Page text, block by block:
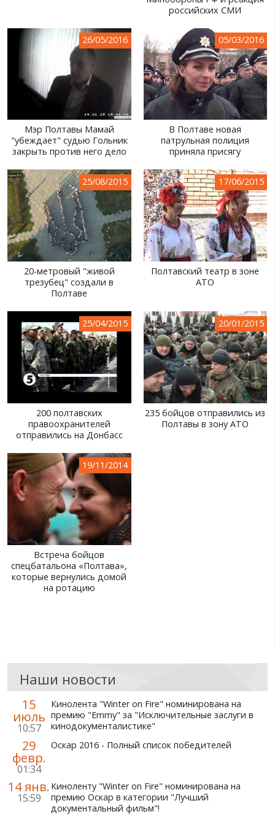
ПУБЛИЧНЫЕ ЛЮДИ
РОССИЙСКО-УКРАИНСКАЯ ВОЙНА
WINTER ON FIRE: UKRAINE'S FIGHT FOR FREEDOM
ХРОНОЛОГИЯ ЄВРОМАЙДАНА
УСЛУГИ
российских СМИ
26/05/2016
Мэр Полтавы Мамай
"убеждает" судью Гольник
закрыть против него дело
05/03/2016
В Полтаве новая
патрульная полиция
приняла присягу
25/08/2015
20-метровый "живой
трезубец" создали в
Полтаве
17/06/2015
Полтавский театр в зоне
АТО
25/04/2015
200 полтавских
правоохранителей
отправились на Донбасс
20/01/2015
235 бойцов отправились из
Полтавы в зону АТО
19/11/2014
Встреча бойцов
спецбатальона «Полтава»,
которые вернулись домой
на ротацию
Наши новости
15
июль
10:57
Кинолента "Winter on Fire" номинирована на
премию "Emmy" за "Исключительные заслуги в
кинодокументалистике"
29
февр.
01:34
Оскар 2016 - Полный список победителей
14 янв.
15:59
Киноленту "Winter on Fire" номинирована на
премию Оскар в категории "Лучший
документальный фильм"!